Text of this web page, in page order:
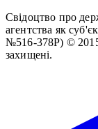
Свідоцтво про
агентства як
№516-378Р) ©
захищені.